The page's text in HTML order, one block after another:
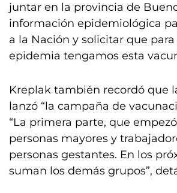
juntar en la provincia de
información epidemiológica
a la Nación y solicitar que
epidemia tengamos esta
Kreplak también recordó que
lanzó “la campaña de
“La primera parte, que
personas mayores y
personas gestantes. En los
suman los demás grupos”,